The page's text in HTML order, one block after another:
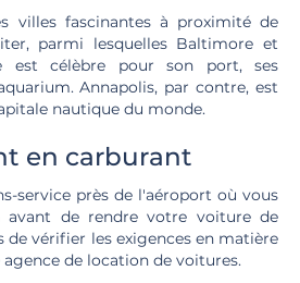
villes fascinantes à proximité de
parmi lesquelles Baltimore et
est célèbre pour son port, ses
Annapolis, par contre, est
nautique du monde.
en carburant
service près de l'aéroport où vous
avant de rendre votre voiture de
de vérifier les exigences en matière
de location de voitures.